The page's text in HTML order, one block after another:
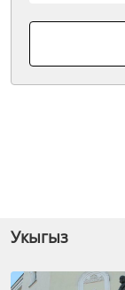
Укыгыз